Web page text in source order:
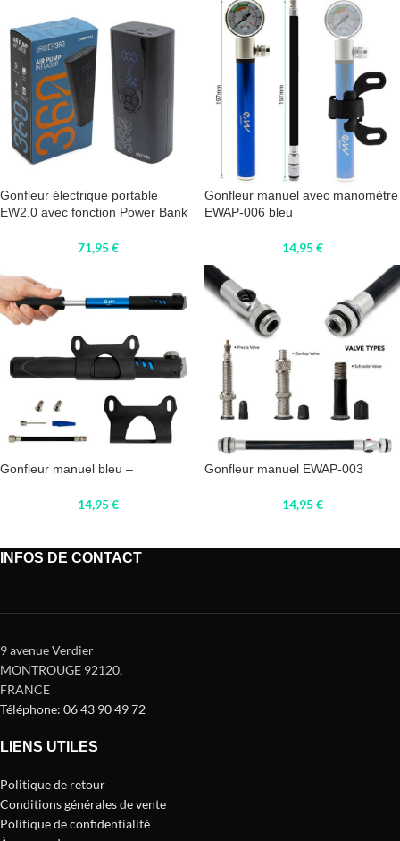
Gonfleur électrique portable
EW2.0 avec fonction Power Bank
71,95€
Gonfleur manuel avec manomètre
EWAP-006 bleu
14,95€
Gonfleur manuel bleu –
14,95€
Gonfleur manuel EWAP-003
14,95€
INFOS DE CONTACT
9 avenue Verdier
MONTROUGE 92120,
FRANCE
Téléphone: 06 43 90 49 72
LIENS UTILES
Politique de retour
Conditions générales de vente
Politique de confidentialité